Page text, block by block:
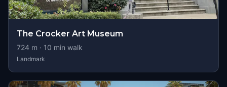
The Crocker Art Museum
724 m · 10 min walk
Landmark